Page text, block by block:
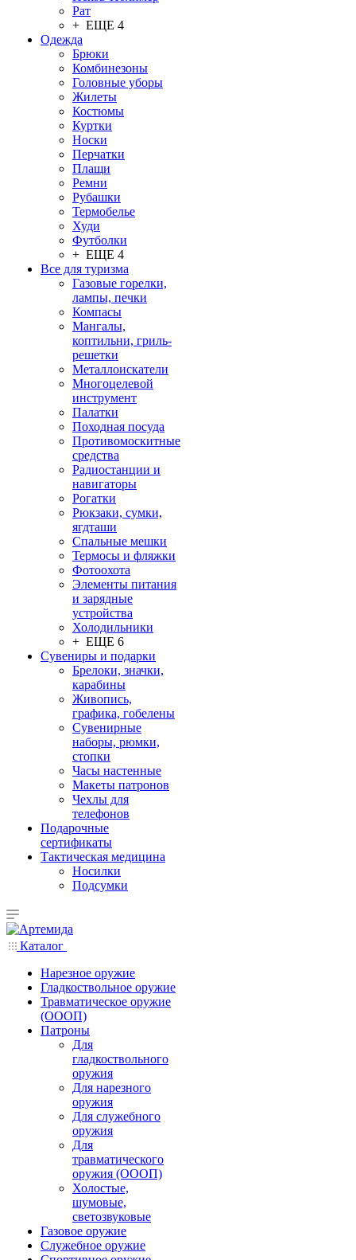
Рат
+ ЕЩЕ 4
Одежда
Брюки
Комбинезоны
Головные уборы
Жилеты
Костюмы
Куртки
Носки
Перчатки
Плащи
Ремни
Рубашки
Термобелье
Худи
Футболки
+ ЕЩЕ 4
Все для туризма
Газовые горелки,
лампы, печки
Компасы
Мангалы,
коптильни, гриль-
решетки
Металлоискатели
Многоцелевой
инструмент
Палатки
Походная посуда
Противомоскитные
средства
Радиостанции и
навигаторы
Рогатки
Рюкзаки, сумки,
ягдташи
Спальные мешки
Термосы и фляжки
Фотоохота
Элементы питания
и зарядные
устройства
Холодильники
+ ЕЩЕ 6
Сувениры и подарки
Брелоки, значки,
карабины
Живопись,
графика, гобелены
Сувенирные
наборы, рюмки,
стопки
Часы настенные
Макеты патронов
Чехлы для
телефонов
Подарочные
сертификаты
Тактическая медицина
Носилки
Подсумки
Каталог
Нарезное оружие
Гладкоствольное оружие
Травматическое оружие
(ОООП)
Патроны
Для
гладкоствольного
оружия
Для нарезного
оружия
Для служебного
оружия
Для
травматического
оружия (ОООП)
Холостые,
шумовые,
светозвуковые
Газовое оружие
Служебное оружие